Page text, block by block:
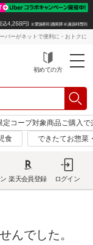
パーがネットで便利に・おトクに
初めての方
定コープ対象商品ご購入
食 できたてお惣菜
楽天会員登録 ログイン
んでした。